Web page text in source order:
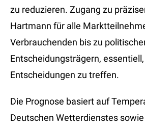
zu reduzieren. Zugang zu
Hartmann für alle
Verbrauchenden bis zu
Entscheidungsträgern,
Entscheidungen zu treffen.
Die Prognose basiert auf
Deutschen Wetterdienstes